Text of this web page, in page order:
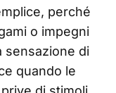
perché
o impegni
sensazione di
quando le